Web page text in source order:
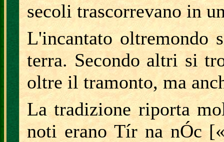
secoli trascorrevano in
L'incantato oltremondo
terra. Secondo altri si
oltre il tramonto, ma
La tradizione riporta
noti erano Tír na nÓc